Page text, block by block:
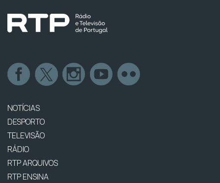
NOTÍCIAS
DESPORTO
TELEVISÃO
RÁDIO
RTP ARQUIVOS
RTP ENSINA